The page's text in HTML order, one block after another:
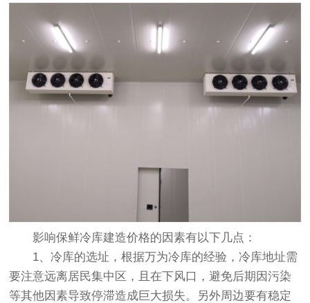
影响保鲜冷库建造价格的因素有以下几点：
1、冷库的选址，根据万为冷库的经验，冷库地址需
要注意远离居民集中区，且在下风口，避免后期因污染
等其他因素导致停滞造成巨大损失。另外周边要有稳定